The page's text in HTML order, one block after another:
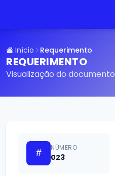
Início Requerimento
REQUERIMENTO
Visualização do documento
NÚMERO
023